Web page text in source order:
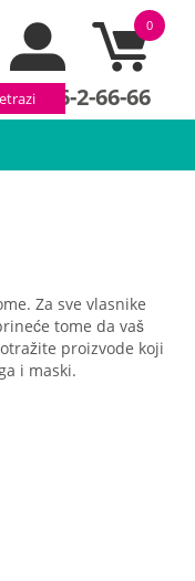
0
066/66-2-66-66
Za sve vlasnike
tome da vaš
proizvode koji
i maski.